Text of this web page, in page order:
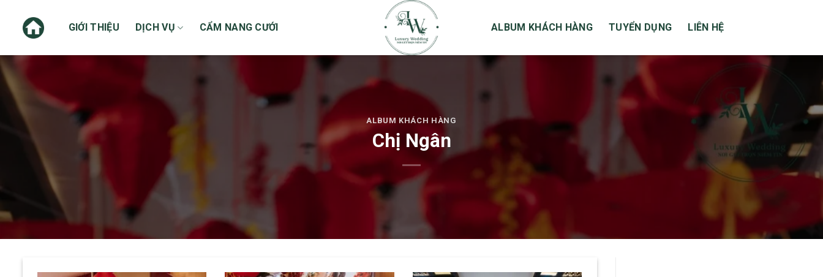
content
GIỚI THIỆU DỊCH VỤ CẨM NANG CƯỚI ALBUM KHÁCH HÀNG TUYỂN DỤNG LIÊN HỆ
ALBUM KHÁCH HÀNG
Chị Ngân